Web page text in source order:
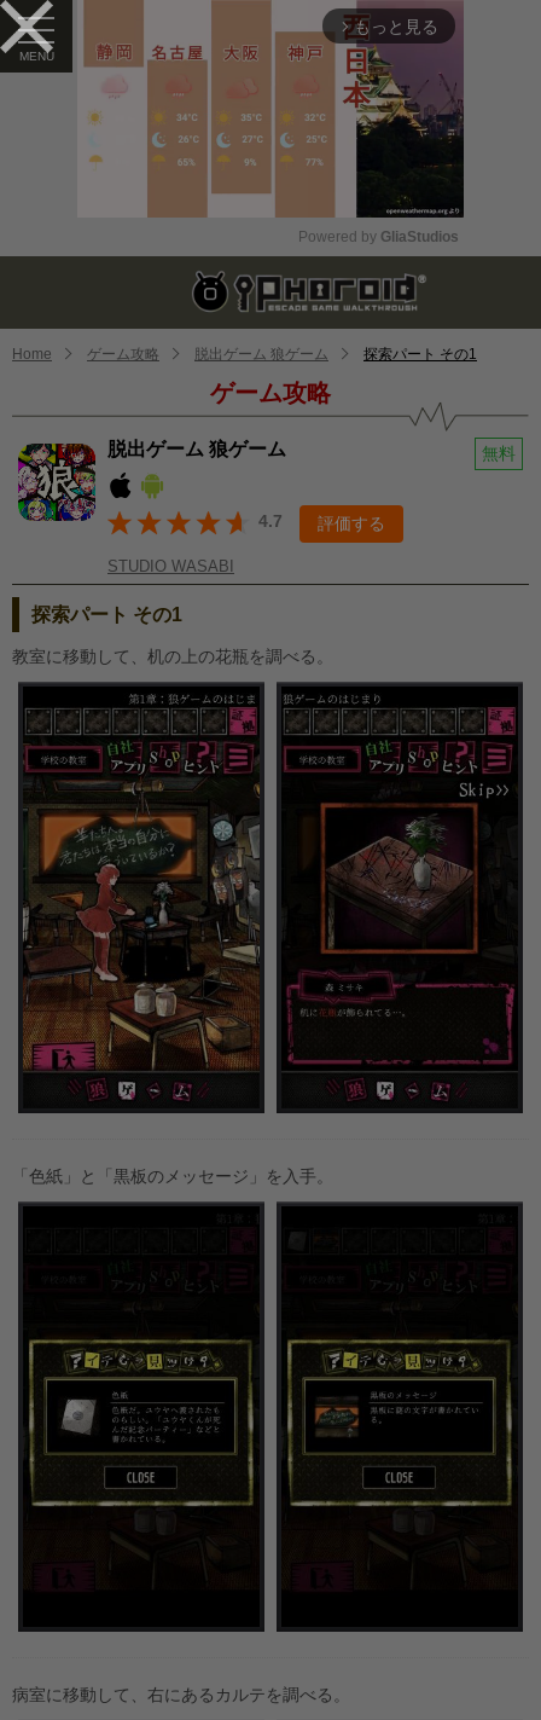
arrow_forward_ios もっと見る
Mute
Powered by GliaStudios
Home ゲーム攻略 脱出ゲーム 狼ゲーム 探索パート その1
ゲーム攻略
脱出ゲーム 狼ゲーム 無料
4.7 評価する
STUDIO WASABI
探索パート その1
教室に移動して、机の上の花瓶を調べる。
「色紙」と「黒板のメッセージ」を入手。
病室に移動して、右にあるカルテを調べる。